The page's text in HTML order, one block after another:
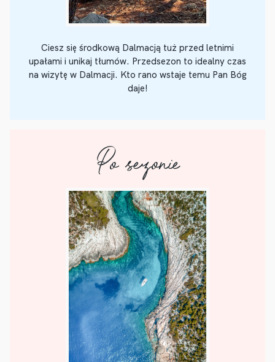
Ciesz się środkową Dalmacją tuż przed letnimi
upałami i unikaj tłumów. Przedsezon to idealny czas
na wizytę w Dalmacji. Kto rano wstaje temu Pan Bóg
daje!
Po sezonie